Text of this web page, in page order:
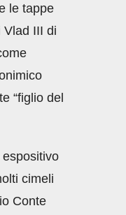
le tappe
Vlad III di
“figlio del
espositivo
cimeli
Conte